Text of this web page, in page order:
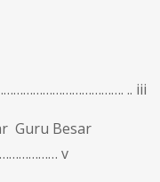
.. iii
Guru Besar
v